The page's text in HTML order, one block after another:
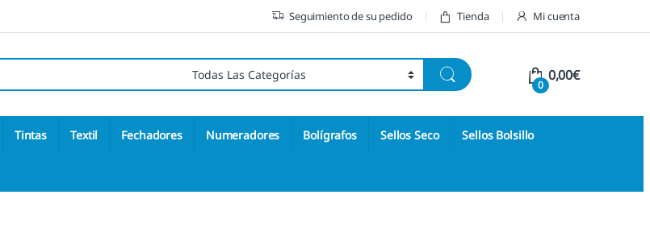
Seguimiento de su pedido Tienda Mi cuenta
0
0,00€
Tintas Textil Fechadores Numeradores Bolígrafos Sellos Seco Sellos Bolsillo